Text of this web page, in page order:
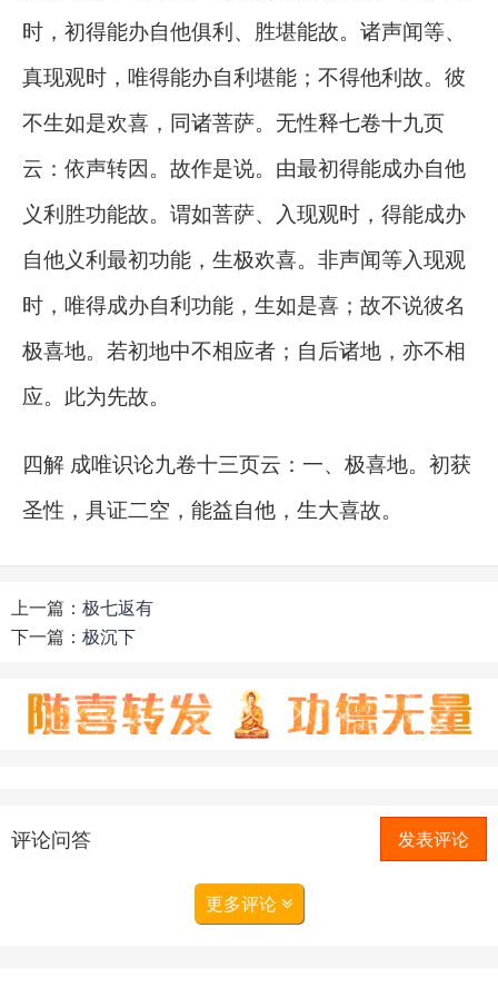
时，初得能办自他俱利、胜堪能故。诸声闻等、
真现观时，唯得能办自利堪能；不得他利故。彼
不生如是欢喜，同诸菩萨。无性释七卷十九页
云：依声转因。故作是说。由最初得能成办自他
义利胜功能故。谓如菩萨、入现观时，得能成办
自他义利最初功能，生极欢喜。非声闻等入现观
时，唯得成办自利功能，生如是喜；故不说彼名
极喜地。若初地中不相应者；自后诸地，亦不相
应。此为先故。
四解 成唯识论九卷十三页云：一、极喜地。初获
圣性，具证二空，能益自他，生大喜故。
上一篇： 极七返有
下一篇： 极沉下
评论问答 发表评论
更多评论